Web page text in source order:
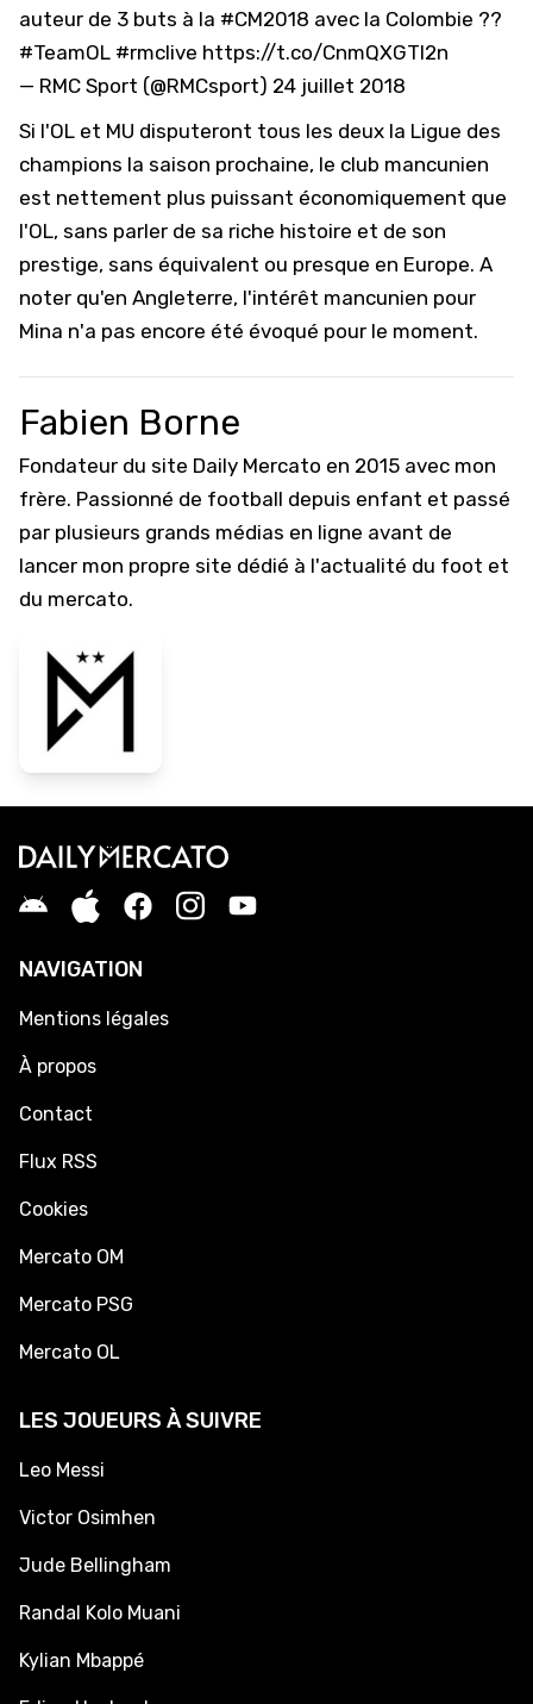
auteur de 3 buts à la #CM2018 avec la Colombie ??
#TeamOL #rmclive https://t.co/CnmQXGTI2n
— RMC Sport (@RMCsport) 24 juillet 2018
Si l'OL et MU disputeront tous les deux la Ligue des
champions la saison prochaine, le club mancunien
est nettement plus puissant économiquement que
l'OL, sans parler de sa riche histoire et de son
prestige, sans équivalent ou presque en Europe. A
noter qu'en Angleterre, l'intérêt mancunien pour
Mina n'a pas encore été évoqué pour le moment.
Fabien Borne
Fondateur du site Daily Mercato en 2015 avec mon
frère. Passionné de football depuis enfant et passé
par plusieurs grands médias en ligne avant de
lancer mon propre site dédié à l'actualité du foot et
du mercato.
NAVIGATION
Mentions légales
À propos
Contact
Flux RSS
Cookies
Mercato OM
Mercato PSG
Mercato OL
LES JOUEURS À SUIVRE
Leo Messi
Victor Osimhen
Jude Bellingham
Randal Kolo Muani
Kylian Mbappé